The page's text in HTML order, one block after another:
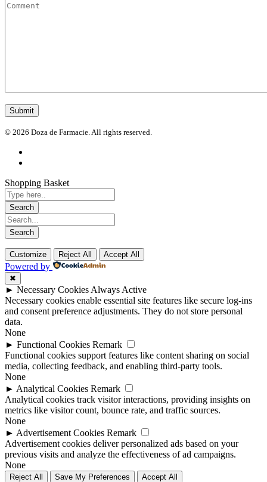
© 2026 Doza de Farmacie. All rights reserved.
Shopping Basket
Customize Reject All Accept All
Powered by
✖
► Necessary Cookies Always Active
Necessary cookies enable essential site features like secure log-ins
and consent preference adjustments. They do not store personal
data.
None
► Functional Cookies Remark
Functional cookies support features like content sharing on social
media, collecting feedback, and enabling third-party tools.
None
► Analytical Cookies Remark
Analytical cookies track visitor interactions, providing insights on
metrics like visitor count, bounce rate, and traffic sources.
None
► Advertisement Cookies Remark
Advertisement cookies deliver personalized ads based on your
previous visits and analyze the effectiveness of ad campaigns.
None
Reject All Save My Preferences Accept All